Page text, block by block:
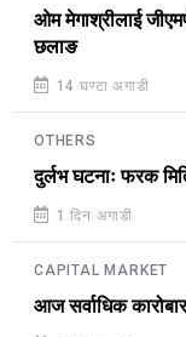
ओम मेगाश्रीलाई
छलाङ
14 घण्टा अगाडी
OTHERS
दुर्लभ घटनाः फरक
1 दिन अगाडी
CAPITAL MARKET
आज सर्वाधिक